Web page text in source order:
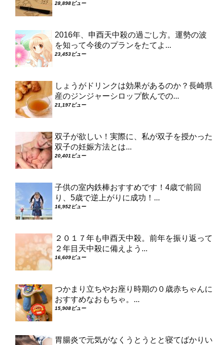
28,898ビュー
2016年、申酉天中殺の過ごし方。運勢の波
を知って今後のプランをたてよ...
23,453ビュー
しょうがドリンクは効果があるのか？長崎県
産のジンジャーシロップ飲んでの...
21,197ビュー
双子が欲しい！実際に、私が双子を授かった
双子の妊娠方法とは...
20,401ビュー
子供の室内鉄棒おすすめです！4歳で前回
り、5歳で逆上がりに成功！...
16,952ビュー
２０１７年も申酉天中殺。前年を振り返って
２年目天中殺に備えよう...
16,609ビュー
つかまり立ちやお座り時期の０歳赤ちゃんに
おすすめなおもちゃ。...
15,908ビュー
胃腸炎で元気がなくうとうとと寝てばかりい